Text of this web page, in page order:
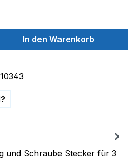
Gib den
In den Warenkorb
und Schraube Stecker für 3